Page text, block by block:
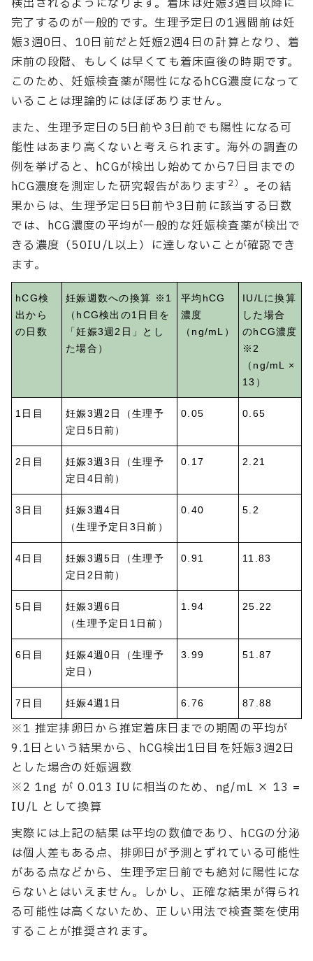
検出されるようになります。着床は妊娠3週目以降に
完了するのが一般的です。生理予定日の1週間前は妊
娠3週0日、10日前だと妊娠2週4日の計算となり、着
床前の段階、もしくは早くても着床直後の時期です。
このため、妊娠検査薬が陽性になるhCG濃度になって
いることは理論的にはほぼありません。
また、生理予定日の5日前や3日前でも陽性になる可
能性はあまり高くないと考えられます。海外の調査の
例を挙げると、hCGが検出し始めてから7日目までの
hCG濃度を測定した研究報告があります2） 。その結
果からは、生理予定日5日前や3日前に該当する日数
では、hCG濃度の平均が一般的な妊娠検査薬が検出で
きる濃度（50IU/L以上）に達しないことが確認でき
ます。
hCG検
出から
の日数
妊娠週数への換算 ※1
（hCG検出の1日目を
「妊娠3週2日」とし
た場合）
平均hCG
濃度
（ng/mL）
IU/Lに換算
した場合
のhCG濃度
※2
（ng/mL ×
13）
1日目
妊娠3週2日（生理予
定日5日前）
0.05 0.65
2日目
妊娠3週3日（生理予
定日4日前）
0.17 2.21
3日目
妊娠3週4日
（生理予定日3日前）
0.40 5.2
4日目
妊娠3週5日（生理予
定日2日前）
0.91 11.83
5日目
妊娠3週6日
（生理予定日1日前）
1.94 25.22
6日目
妊娠4週0日（生理予
定日）
3.99 51.87
7日目 妊娠4週1日 6.76 87.88
※1 推定排卵日から推定着床日までの期間の平均が
9.1日という結果から、hCG検出1日目を妊娠3週2日
とした場合の妊娠週数
※2 1ng が 0.013 IUに相当のため、ng/mL × 13 =
IU/L として換算
実際には上記の結果は平均の数値であり、hCGの分泌
は個人差もある点、排卵日が予測とずれている可能性
がある点などから、生理予定日前でも絶対に陽性にな
らないとはいえません。しかし、正確な結果が得られ
る可能性は高くないため、正しい用法で検査薬を使用
することが推奨されます。